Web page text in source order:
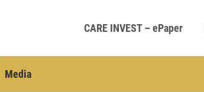
CARE INVEST – ePaper
Media